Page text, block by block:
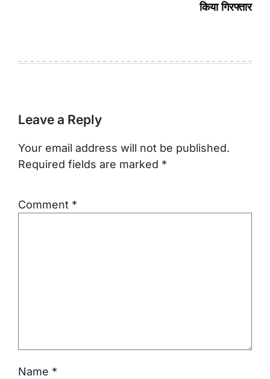
किया गिरफ्तार
Leave a Reply
Your email address will not be published.
Required fields are marked *
Comment *
Name *